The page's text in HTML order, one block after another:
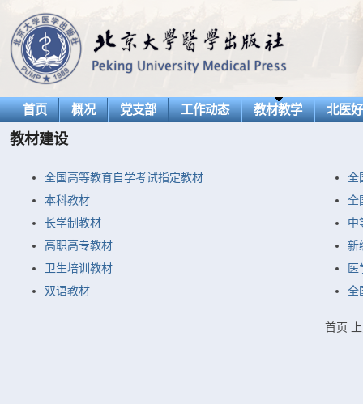
首页 概况 党支部 工作动态 教材教学 北医
教材建设
全国高等教育自学考试指定教材
本科教材
长学制教材
高职高专教材
卫生培训教材
双语教材
全
全
中
新
医
全
首页